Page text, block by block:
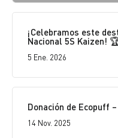
¡Celebramos este
Nacional 5S Kaizen!
5 Ene. 2026
Donación de Ecopuff –
14 Nov. 2025